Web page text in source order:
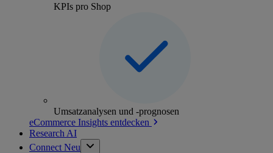
KPIs pro Shop
Umsatzanalysen und -prognosen
eCommerce Insights entdecken
Research AI
Connect Neu